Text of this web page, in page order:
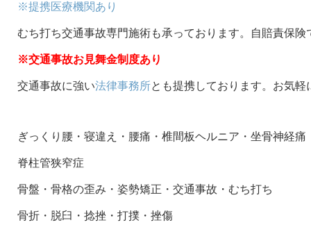
※提携医療機関あり
むち打ち交通事故専門施術も承っております。自賠責保険
※交通事故お見舞金制度あり
交通事故に強い法律事務所とも提携しております。お気軽
ぎっくり腰・寝違え・腰痛・椎間板ヘルニア・坐骨神経痛
脊柱管狭窄症
骨盤・骨格の歪み・姿勢矯正・交通事故・むち打ち
骨折・脱臼・捻挫・打撲・挫傷